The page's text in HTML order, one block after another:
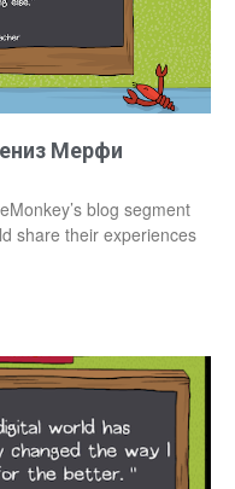
Мерфи
blog segment
share their experiences